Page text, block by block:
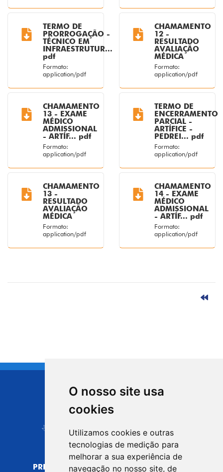
O nosso site usa
cookies
Utilizamos cookies e outras
tecnologias de medição para
melhorar a sua experiência de
navegação no nosso site, de
TERMO DE
PRORROGAÇÃO -
TÉCNICO EM
INFRAESTRUTUR...
pdf
Formato:
application/pdf
CHAMAMENTO
12 -
RESULTADO
AVALIAÇÃO
MÉDICA
Formato:
application/pdf
CHAMAMENTO
13 - EXAME
MÉDICO
ADMISSIONAL
- ARTÍF... pdf
Formato:
application/pdf
TERMO DE
ENCERRAMENTO
PARCIAL -
ARTÍFICE -
PEDREI... pdf
Formato:
application/pdf
CHAMAMENTO
13 -
RESULTADO
AVALIAÇÃO
MÉDICA
Formato:
application/pdf
CHAMAMENTO
14 - EXAME
MÉDICO
ADMISSIONAL
- ARTÍF... pdf
Formato:
application/pdf
CIDADE DE
Carapicuíba
PREFEITURA MUNICIPAL DE CARAPICUÍBA